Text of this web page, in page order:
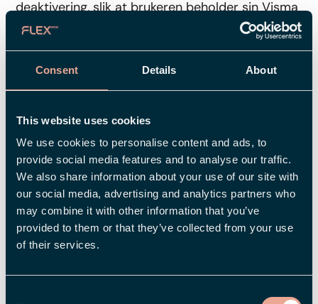
Consent Details About
This website uses cookies
We use cookies to personalise content and ads, to
provide social media features and to analyse our traffic.
We also share information about your use of our site with
our social media, advertising and analytics partners who
may combine it with other information that you’ve
provided to them or that they’ve collected from your use
of their services.
deaktivering, slik at brukeren beholder sin Visma
Connect-kobling i lengre tid mellom
ansettelsene, og dere slipper å reaktivere den
manuelt.
brukerregisteret
Merk at hvis du manuelt deaktiverer en bruker
direkte i brukerregisteret, vil ikke koblingen til
Visma Connect bli fjernet automatisk. I disse
tilfellene må du bruke knappen "Fjern kobling" for
å fjerne tilgangen manuelt.